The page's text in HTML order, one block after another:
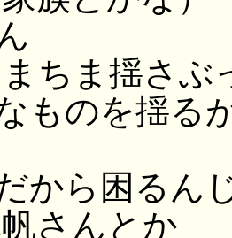
ちま揺さぶ
ものを揺る
ら困るん
さんとか